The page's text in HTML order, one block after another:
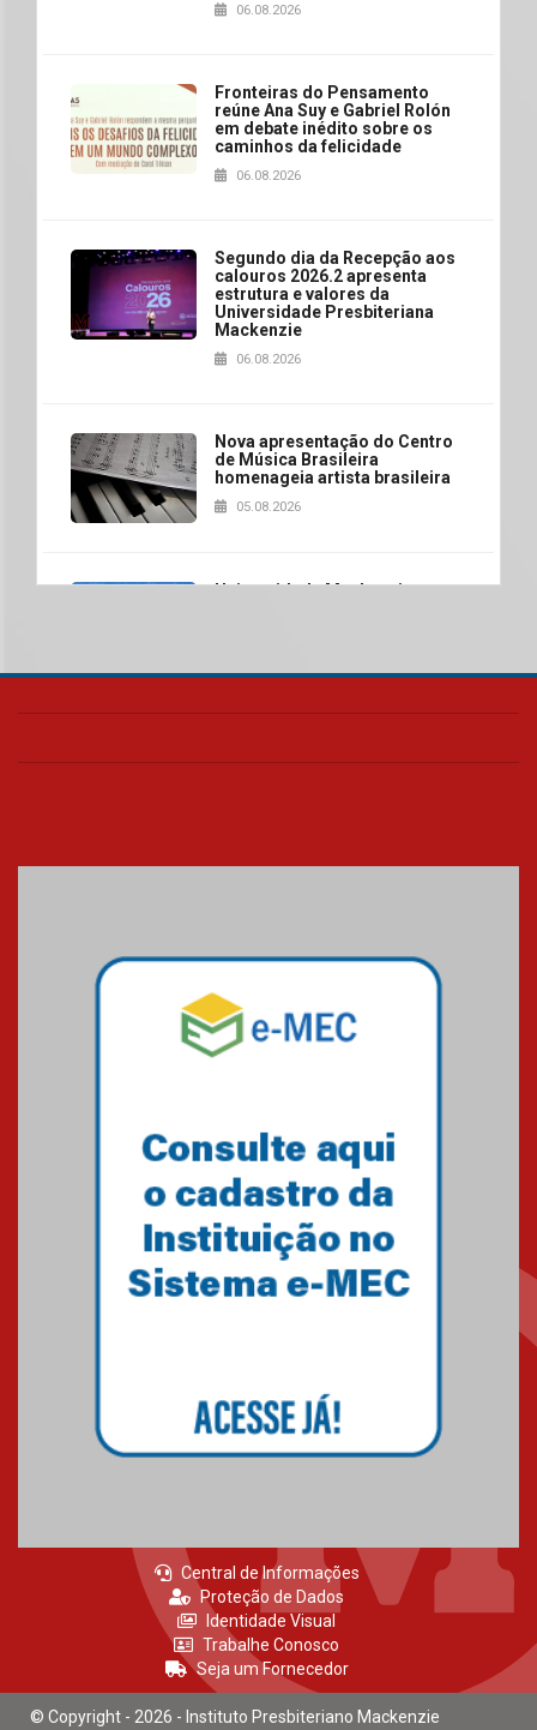
06.08.2026
Fronteiras do Pensamento
reúne Ana Suy e Gabriel Rolón
em debate inédito sobre os
caminhos da felicidade
06.08.2026
Segundo dia da Recepção aos
calouros 2026.2 apresenta
estrutura e valores da
Universidade Presbiteriana
Mackenzie
06.08.2026
Nova apresentação do Centro
de Música Brasileira
homenageia artista brasileira
05.08.2026
Universidade Mackenzie
das novas tecnologias em
04.08.2026
Como o Colégio Mackenzie
Brasília prepara seus
Como os pais podem investir
na educação dos filhos além da
escola
docentes para debater
inovação e desafios da
educação superior
04.08.2026
Central de Informações
Proteção de Dados
Identidade Visual
Trabalhe Conosco
Seja um Fornecedor
© Copyright - 2026 - Instituto Presbiteriano Mackenzie